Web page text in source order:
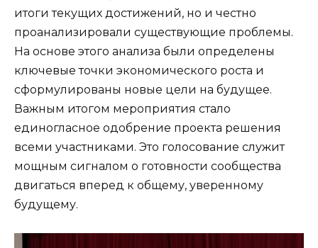
итоги текущих достижений, но и честно
проанализировали существующие проблемы.
На основе этого анализа были определены
ключевые точки экономического роста и
сформулированы новые цели на будущее.
Важным итогом мероприятия стало
единогласное одобрение проекта решения
всеми участниками. Это голосование служит
мощным сигналом о готовности сообщества
двигаться вперед к общему, уверенному
будущему.